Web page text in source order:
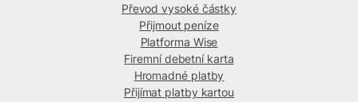
Převod vysoké částky
Přijmout peníze
Platforma Wise
Firemní debetní karta
Hromadné platby
Přijímat platby kartou